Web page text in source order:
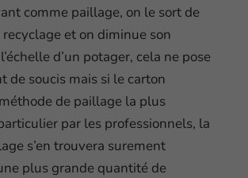
comme paillage, on le sort de
et on diminue son
d’un potager, cela ne pose
de soucis mais si le carton
de paillage la plus
par les professionnels, la
s’en trouvera surement
plus grande quantité de